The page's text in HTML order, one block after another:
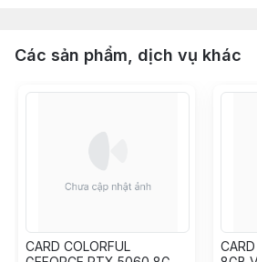
Các sản phẩm, dịch vụ khác
CARD COLORFUL